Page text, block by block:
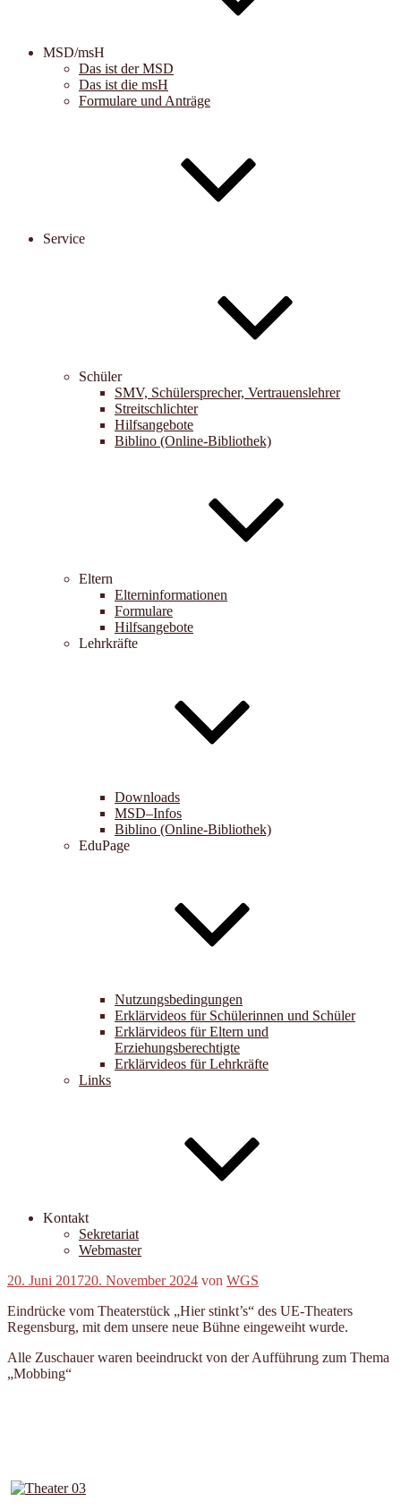
MSD/msH
Das ist der MSD
Das ist die msH
Formulare und Anträge
Service
Schüler
SMV, Schülersprecher, Vertrauenslehrer
Streitschlichter
Hilfsangebote
Biblino (Online-Bibliothek)
Eltern
Elterninformationen
Formulare
Hilfsangebote
Lehrkräfte
Downloads
MSD–Infos
Biblino (Online-Bibliothek)
EduPage
Nutzungsbedingungen
Erklärvideos für Schülerinnen und Schüler
Erklärvideos für Eltern und
Erziehungsberechtigte
Erklärvideos für Lehrkräfte
Links
Kontakt
Sekretariat
Webmaster
Veröffentlicht
20. Juni 201720. November 2024 von WGS
Eindrücke vom Theaterstück „Hier stinkt’s“ des UE-Theaters
Regensburg, mit dem unsere neue Bühne eingeweiht wurde.
Alle Zuschauer waren beeindruckt von der Aufführung zum Thema
„Mobbing“